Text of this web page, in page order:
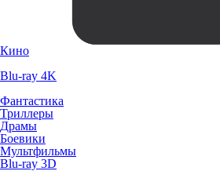
Кино
Blu-ray 4K
Фантастика
Триллеры
Драмы
Боевики
Мультфильмы
Blu-ray 3D